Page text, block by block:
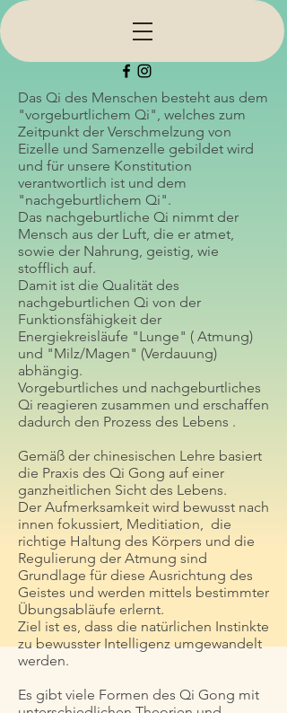
Das Qi des Menschen besteht aus dem
"vorgeburtlichem Qi", welches zum
Zeitpunkt der Verschmelzung von
Eizelle und Samenzelle gebildet wird
und für unsere Konstitution
verantwortlich ist und dem
"nachgeburtlichem Qi".
Das nachgeburtliche Qi nimmt der
Mensch aus der Luft, die er atmet,
sowie der Nahrung, geistig, wie
stofflich auf.
Damit ist die Qualität des
nachgeburtlichen Qi von der
Funktionsfähigkeit der
Energiekreisläufe "Lunge" ( Atmung)
und "Milz/Magen" (Verdauung)
abhängig.
Vorgeburtliches und nachgeburtliches
Qi reagieren zusammen und erschaffen
dadurch den Prozess des Lebens .
Gemäß der chinesischen Lehre basiert
die Praxis des Qi Gong auf einer
ganzheitlichen Sicht des Lebens.
Der Aufmerksamkeit wird bewusst nach
innen fokussiert, Meditiation, die
richtige Haltung des Körpers und die
Regulierung der Atmung sind
Grundlage für diese Ausrichtung des
Geistes und werden mittels bestimmter
Übungsabläufe erlernt.
Ziel ist es, dass die natürlichen Instinkte
zu bewusster Intelligenz umgewandelt
werden.
Es gibt viele Formen des Qi Gong mit